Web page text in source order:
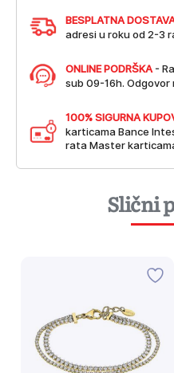
BESPLATNA
adresi u roku od 2-3
ONLINE PODRŠKA -
sub 09-16h.
100% SIGURNA
karticama Bance
rata Master
Slični